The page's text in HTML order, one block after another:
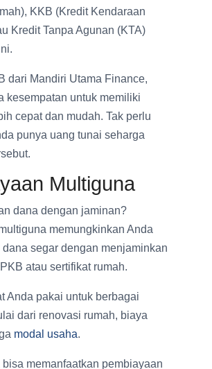
KKB (Kredit Kendaraan
Kredit Tanpa Agunan (KTA)
dari Mandiri Utama Finance,
kesempatan untuk memiliki
cepat dan mudah. Tak perlu
punya uang tunai seharga
Multiguna
dana dengan jaminan?
memungkinkan Anda
segar dengan menjaminkan
atau sertifikat rumah.
Anda pakai untuk berbagai
dari renovasi rumah, biaya
modal usaha.
memanfaatkan pembiayaan